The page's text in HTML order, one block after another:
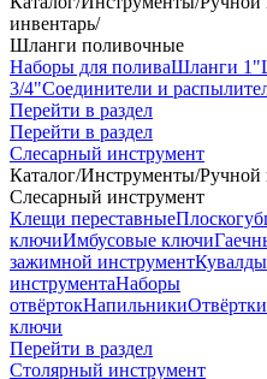
инвентарь/
Шланги поливочные
Наборы для поливаШланги 1"
3/4"Соединители и
Перейти в раздел
Перейти в раздел
Слесарный инструмент
Каталог/Инструменты/Ручной
Слесарный инструмент
Клещи переставные
ключиИмбусовые ключи
зажимной инструментКувалды
инструментаНаборы
отвёртокНапильникиОтвёртки
ключи
Перейти в раздел
Столярный инструмент